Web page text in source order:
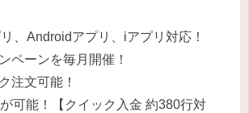
、Androidアプリ、iアプリ対応！
ペーンを毎月開催！
注文可能！
可能！【クイック入金 約380行対